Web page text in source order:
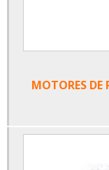
MOTORES DE